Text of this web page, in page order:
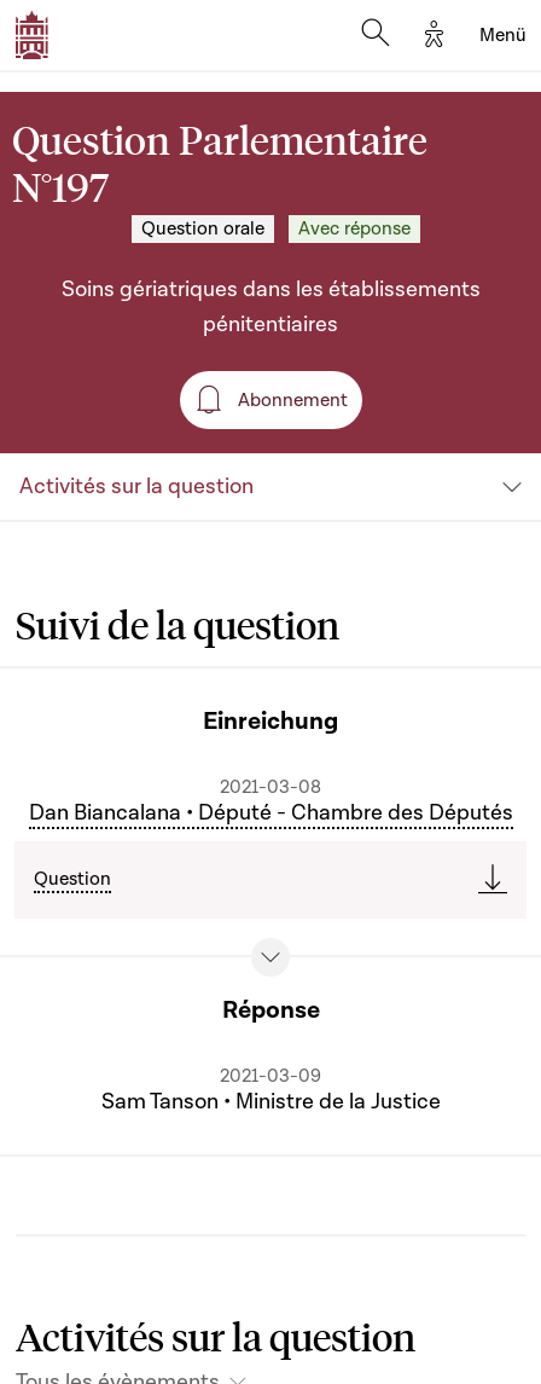
Options
Menü
Question Parlementaire
N°197
Question orale Avec réponse
Soins gériatriques dans les établissements
pénitentiaires
Abonnement
Abonnement
Activités sur la question
Suivi de la question
Einreichung
2021-03-08
Dan Biancalana • Député - Chambre des Députés
Question
Réponse
2021-03-09
Sam Tanson • Ministre de la Justice
Activités sur la question